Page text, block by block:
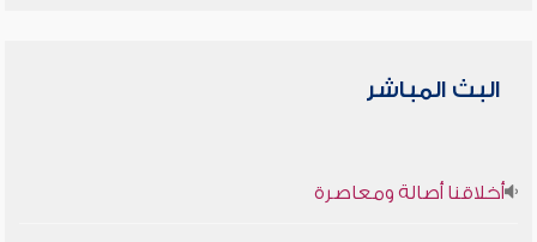
البث المباشر
أخلاقنا أصالة ومعاصرة